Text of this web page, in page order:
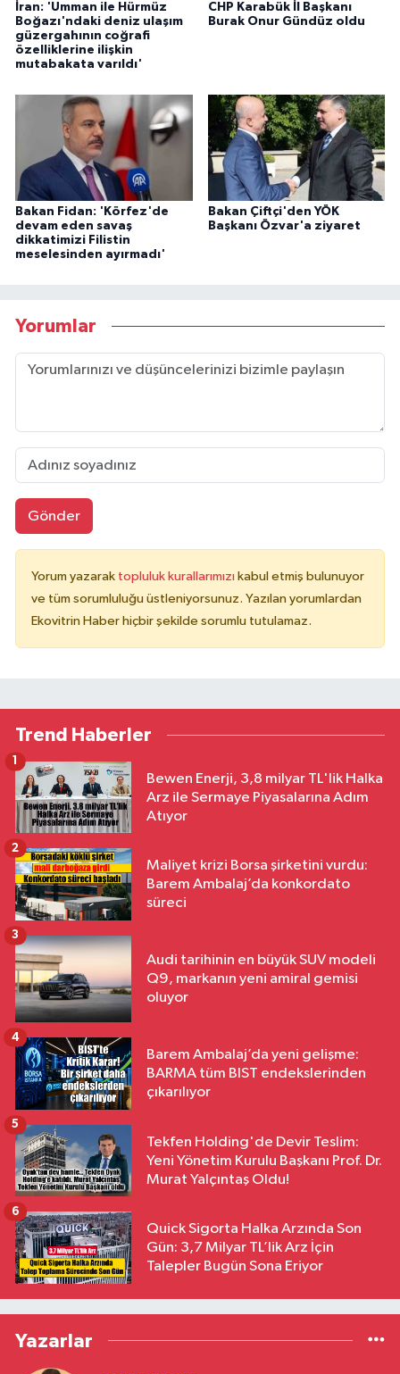
İran: 'Umman ile Hürmüz
Boğazı'ndaki deniz ulaşım
güzergahının coğrafi
özelliklerine ilişkin
mutabakata varıldı'
CHP Karabük İl Başkanı
Burak Onur Gündüz oldu
Bakan Fidan: 'Körfez'de
devam eden savaş
dikkatimizi Filistin
meselesinden ayırmadı'
Bakan Çiftçi'den YÖK
Başkanı Özvar'a ziyaret
Yorumlar
Gönder
Yorum yazarak topluluk kurallarımızı kabul etmiş bulunuyor
ve tüm sorumluluğu üstleniyorsunuz. Yazılan yorumlardan
Ekovitrin Haber hiçbir şekilde sorumlu tutulamaz.
Trend Haberler
Bewen Enerji, 3,8 milyar TL'lik Halka
Arz ile Sermaye Piyasalarına Adım
Atıyor
1
Maliyet krizi Borsa şirketini vurdu:
Barem Ambalaj’da konkordato
süreci
2
Audi tarihinin en büyük SUV modeli
Q9, markanın yeni amiral gemisi
oluyor
3
Barem Ambalaj’da yeni gelişme:
BARMA tüm BIST endekslerinden
çıkarılıyor
4
Tekfen Holding'de Devir Teslim:
Yeni Yönetim Kurulu Başkanı Prof. Dr.
Murat Yalçıntaş Oldu!
5
Quick Sigorta Halka Arzında Son
Gün: 3,7 Milyar TL’lik Arz İçin
Talepler Bugün Sona Eriyor
6
Yazarlar